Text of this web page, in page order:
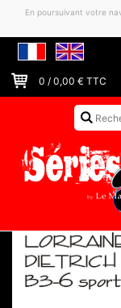
En poursuivant votre
0 / 0,00 € TTC